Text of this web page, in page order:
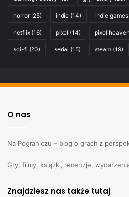
horror(25) indie (14) indie games
netflix (16) pixel (14) pixel heaven
sci-fi (20) serial (15) steam (19)
O nas
Na Pograniczu – blog o grach z
Gry, filmy, książki, recenzje,
Znajdziesz nas także tutaj